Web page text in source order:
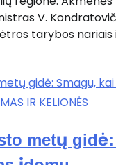
V.
tarybos
IR KELIONĖS
metų gidė: